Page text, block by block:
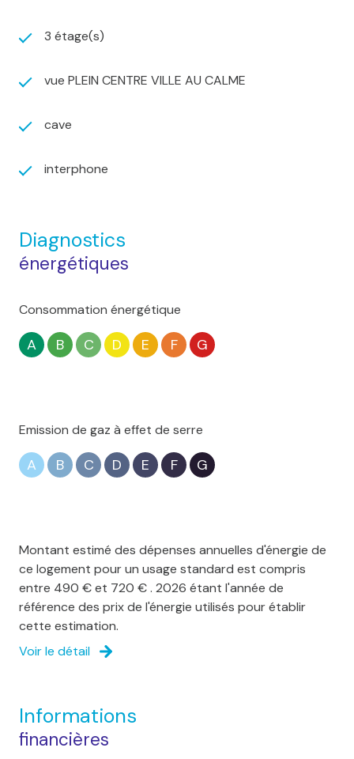
3 étage(s)
vue PLEIN CENTRE VILLE AU CALME
cave
interphone
Diagnostics
énergétiques
Consommation énergétique
A B C D E F G
Emission de gaz à effet de serre
A B C D E F G
Montant estimé des dépenses annuelles d'énergie de
ce logement pour un usage standard est compris
entre 490 € et 720 € . 2026 étant l'année de
référence des prix de l'énergie utilisés pour établir
cette estimation.
Voir le détail
Informations
financières